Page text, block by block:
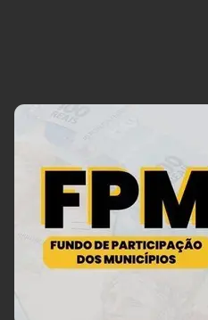
Brasil Mineral
Cinema
Economia
Educação
Infraestrutura
Internacional